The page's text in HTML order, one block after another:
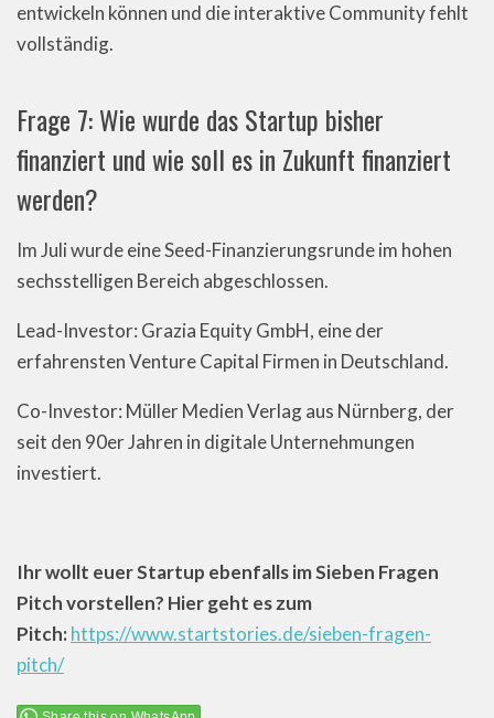
entwickeln können und die interaktive Community fehlt
vollständig.
Frage 7: Wie wurde das Startup bisher
finanziert und wie soll es in Zukunft finanziert
werden?
Im Juli wurde eine Seed-Finanzierungsrunde im hohen
sechsstelligen Bereich abgeschlossen.
Lead-Investor: Grazia Equity GmbH, eine der
erfahrensten Venture Capital Firmen in Deutschland.
Co-Investor: Müller Medien Verlag aus Nürnberg, der
seit den 90er Jahren in digitale Unternehmungen
investiert.
Ihr wollt euer Startup ebenfalls im Sieben Fragen
Pitch vorstellen? Hier geht es zum
Pitch: https://www.startstories.de/sieben-fragen-
pitch/